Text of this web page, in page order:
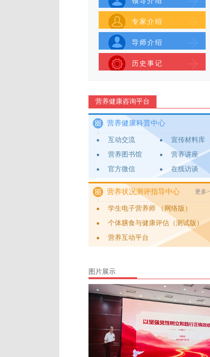
专家介绍
导师介绍
历史事记
营养健康咨询平台
营养健康科普中心
互动交流
营养图书馆
官方微信
宣传材料库
营养讲座
在线访谈
营养状况测评指导中心 更多>
学生电子营养师 （网络版）
个体膳食与健康评估（测试版）
营养互动平台
图片展示